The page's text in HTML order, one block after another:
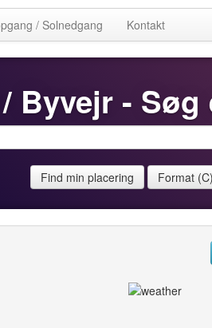
/ Solnedgang Kontakt
Byvejr - Søg
Find min placering Format (C)